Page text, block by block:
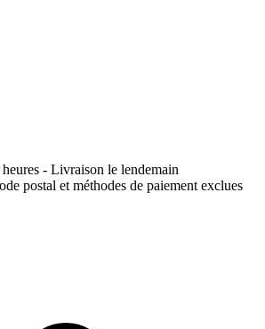
- Livraison le lendemain
postal et méthodes de paiement exclues